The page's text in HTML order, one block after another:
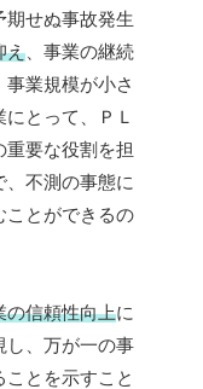
期せぬ事故発生
え 、事業の継続
業規模が小さ
とって、ＰＬ
要な役割を担
不測の事態に
ことができるの
の信頼性向上に
し、万が一の事
とを示すこと